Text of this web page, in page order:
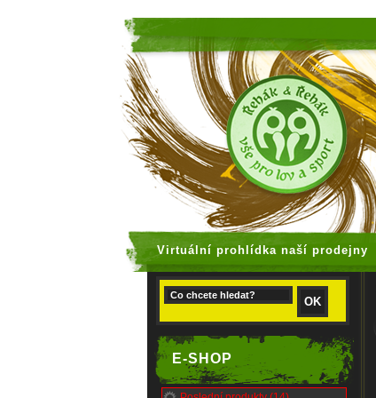
Virtuální prohlídka naší prodejny
E-SHOP